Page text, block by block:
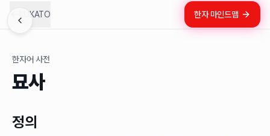
LUKATO 한자 마인드맵
한자어 사전
묘사
정의